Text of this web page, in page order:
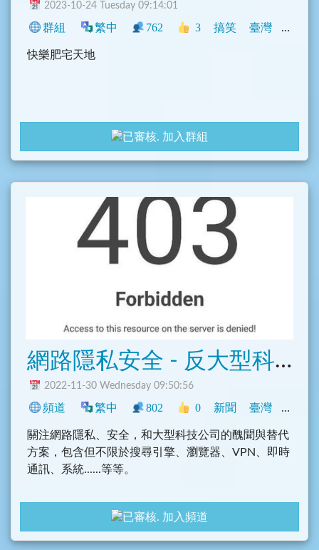
2023-10-24 Tuesday 09:14:01
群組 繁中 762 3 搞笑 臺灣 動漫
快樂肥宅天地
加入群組
網路隱私安全 - 反大型科技公司壟斷消息
2022-11-30 Wednesday 09:50:56
頻道 繁中 802 0 新聞 臺灣 程式
關注網路隱私、安全，和大型科技公司的醜聞與替代
方案，包含但不限於搜尋引擎、瀏覽器、VPN、即時
通訊、系統......等等。
加入頻道